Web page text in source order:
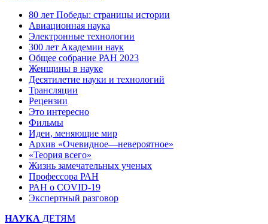
80 лет Победы: страницы истории
Авиационная наука
Электронные технологии
300 лет Академии наук
Общее собрание РАН 2023
Женщины в науке
Десятилетие науки и технологий
Трансляции
Рецензии
Это интересно
Фильмы
Идеи, меняющие мир
Архив «Очевидное—невероятное»
«Теория всего»
Жизнь замечательных ученых
Профессора РАН
РАН о COVID-19
Экспертный разговор
НАУКА ДЕТЯМ